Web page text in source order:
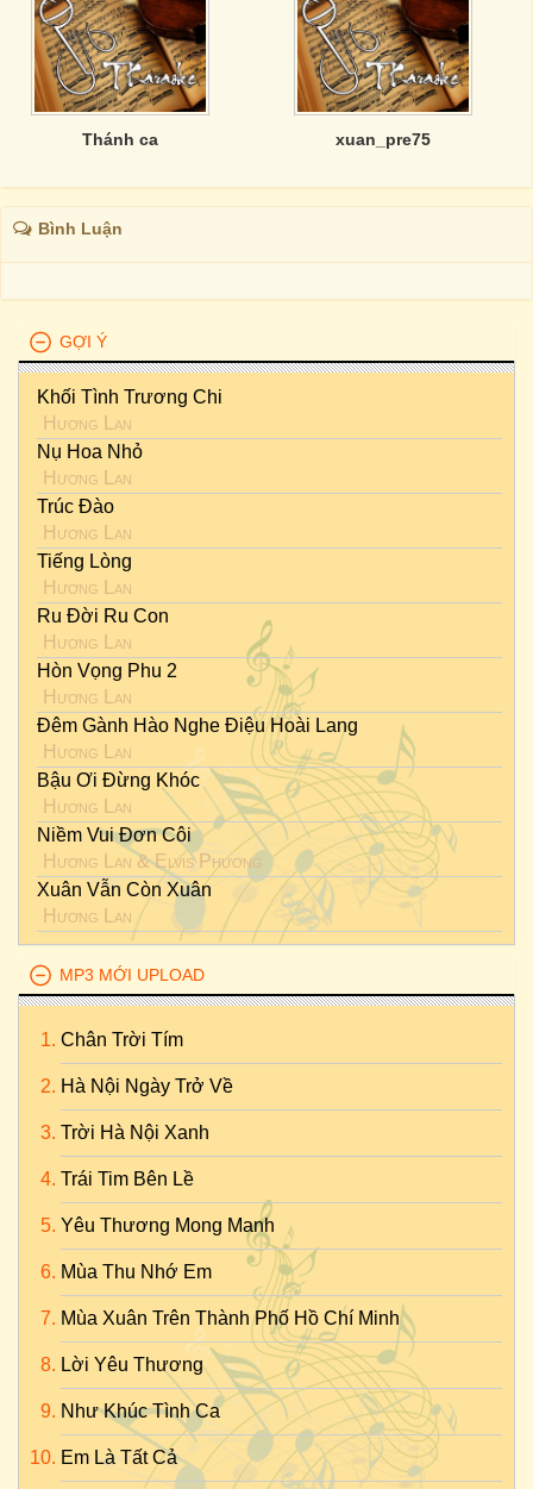
Thánh ca xuan_pre75
Bình Luận
GỢI Ý
Khối Tình Trương Chi
Hương Lan
Nụ Hoa Nhỏ
Hương Lan
Trúc Đào
Hương Lan
Tiếng Lòng
Hương Lan
Ru Đời Ru Con
Hương Lan
Hòn Vọng Phu 2
Hương Lan
Đêm Gành Hào Nghe Điệu Hoài Lang
Hương Lan
Bậu Ơi Đừng Khóc
Hương Lan
Niềm Vui Đơn Côi
Hương Lan &Elvis Phương
Xuân Vẫn Còn Xuân
Hương Lan
MP3 MỚI UPLOAD
Chân Trời Tím
Hà Nội Ngày Trở Về
Trời Hà Nội Xanh
Trái Tim Bên Lề
Yêu Thương Mong Manh
Mùa Thu Nhớ Em
Mùa Xuân Trên Thành Phố Hồ Chí Minh
Lời Yêu Thương
Như Khúc Tình Ca
Em Là Tất Cả